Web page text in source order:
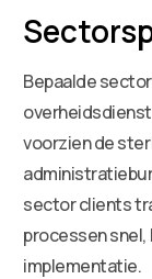
Bepaalde
voorzien de
sector clients
processen snel,
implementatie.